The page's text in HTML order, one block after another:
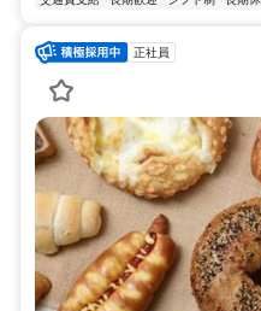
正社員